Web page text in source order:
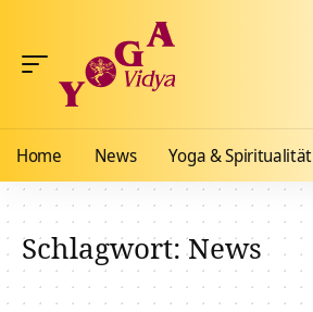
Home News Yoga & Spiritualität
Schlagwort:News